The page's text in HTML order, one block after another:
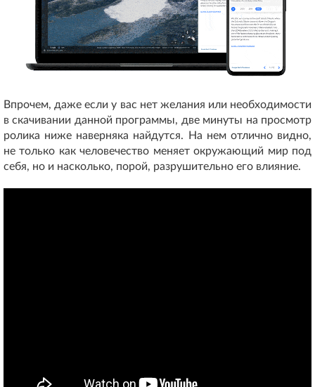
Впрочем, даже если у вас нет желания или необходимости
в скачивании данной программы, две минуты на просмотр
ролика ниже наверняка найдутся. На нем отлично видно,
не только как человечество меняет окружающий мир под
себя, но и насколько, порой, разрушительно его влияние.